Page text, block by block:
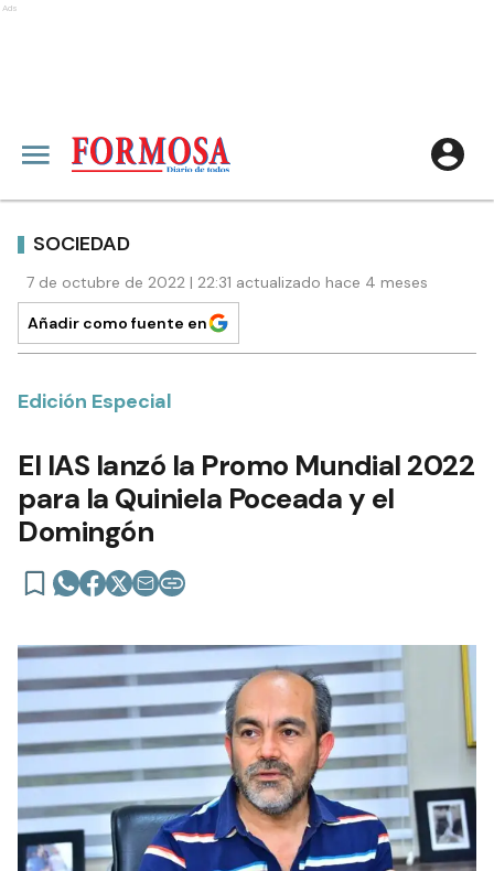
Ads
SOCIEDAD
7 de octubre de 2022 | 22:31 actualizado hace 4 meses
Añadir como fuente en
Edición Especial
El IAS lanzó la Promo Mundial 2022
para la Quiniela Poceada y el
Domingón